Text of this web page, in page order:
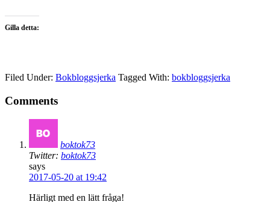
Gilla detta:
Filed Under: Bokbloggsjerka Tagged With: bokbloggsjerka
Comments
boktok73
Twitter: boktok73
says
2017-05-20 at 19:42
Härligt med en lätt fråga!